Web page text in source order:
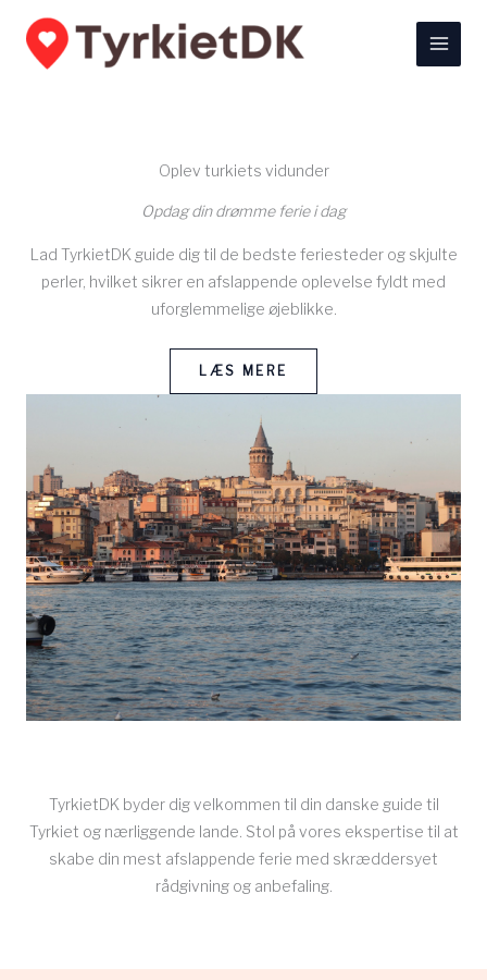
indholdet
Oplev turkiets vidunder
Opdag din drømme ferie i dag
Lad TyrkietDK guide dig til de bedste feriesteder og skjulte
perler, hvilket sikrer en afslappende oplevelse fyldt med
uforglemmelige øjeblikke.
LÆS MERE
TyrkietDK byder dig velkommen til din danske guide til
Tyrkiet og nærliggende lande. Stol på vores ekspertise til at
skabe din mest afslappende ferie med skræddersyet
rådgivning og anbefaling.